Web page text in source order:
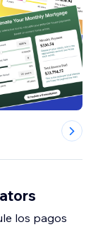
los pagos